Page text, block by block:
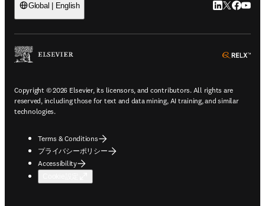
Global | English LinkedIn 新
Twitter 新
Copyright © 2026 Elsevier, its licensors, and contributors. All rights are
reserved, including those for text and data mining, AI training, and similar
technologies.
Terms & Conditions
プライバシーポリシー
Accessibility